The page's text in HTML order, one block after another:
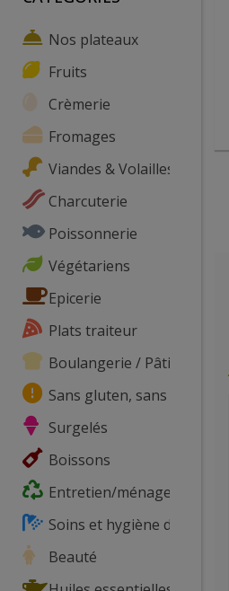
Nos plateaux
Fruits
Crèmerie
Fromages
Viandes & Volailles
Charcuterie
Poissonnerie
Végétariens
Epicerie
Plats traiteur
Boulangerie / Pâtisserie
Sans gluten, sans lactose, ...
Surgelés
Boissons
Entretien/ménage
Soins et hygiène du corps
Beauté